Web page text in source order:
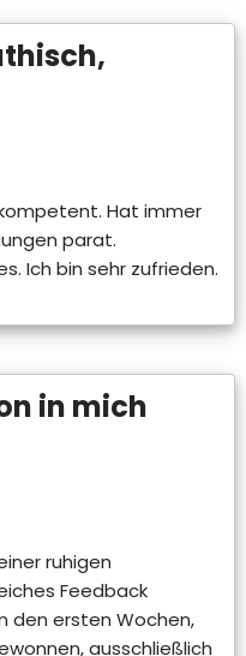
Hat immer
parat.
Ich bin sehr zufrieden.
in mich
ruhigen
Feedback
den ersten Wochen,
ausschließlich